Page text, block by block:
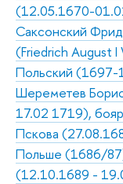
(12.05.1670-
Саксонский
(Friedrich August
Польский
Шереметев
17.02 1719),
Пскова
Польше (1686/
(12.10.1689 -